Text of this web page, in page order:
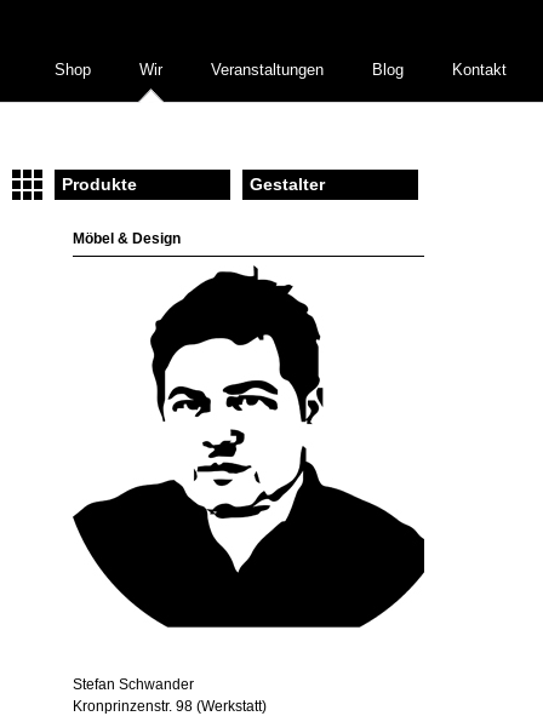
Shop Wir Veranstaltungen Blog Kontakt
Produkte Gestalter
Möbel & Design
Stefan Schwander
Kronprinzenstr. 98 (Werkstatt)